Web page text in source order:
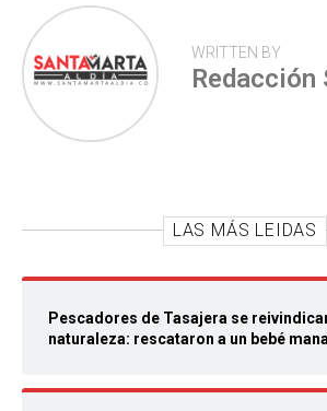
WRITTEN BY
Redacción
LAS MÁS LEIDAS
Pescadores de Tasajera se
naturaleza: rescataron a un bebé